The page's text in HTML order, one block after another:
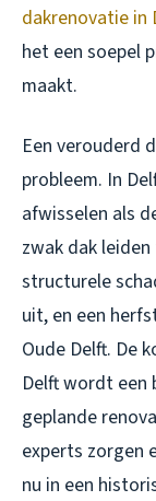
dakrenovatie in
het een soepel
maakt.
Een verouderd
probleem. In
afwisselen als
zwak dak
structurele
uit, en een
Oude Delft. De
Delft wordt een
geplande
experts zorgen
nu in een